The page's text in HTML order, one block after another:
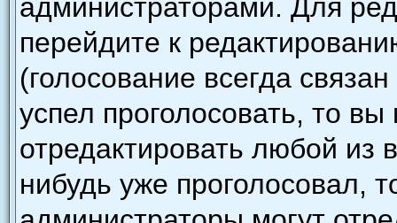
администраторами. Для
перейдите к
(голосование всегда
успел проголосовать, то
отредактировать любой из
нибудь уже проголосовал,